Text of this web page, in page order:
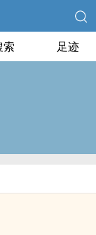
索 足迹